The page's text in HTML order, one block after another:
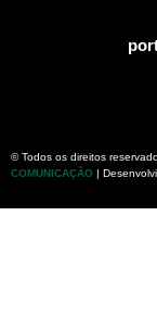
© Todos os direitos
COMUNICAÇÃO |